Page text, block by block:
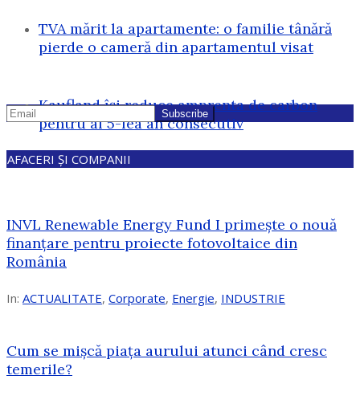
TVA mărit la apartamente: o familie tânără
pierde o cameră din apartamentul visat
Kaufland își reduce amprenta de carbon
pentru al 5-lea an consecutiv
AFACERI ȘI COMPANII
INVL Renewable Energy Fund I primește o nouă
finanțare pentru proiecte fotovoltaice din
România
In: ACTUALITATE, Corporate, Energie, INDUSTRIE
Cum se mișcă piața aurului atunci când cresc
temerile?